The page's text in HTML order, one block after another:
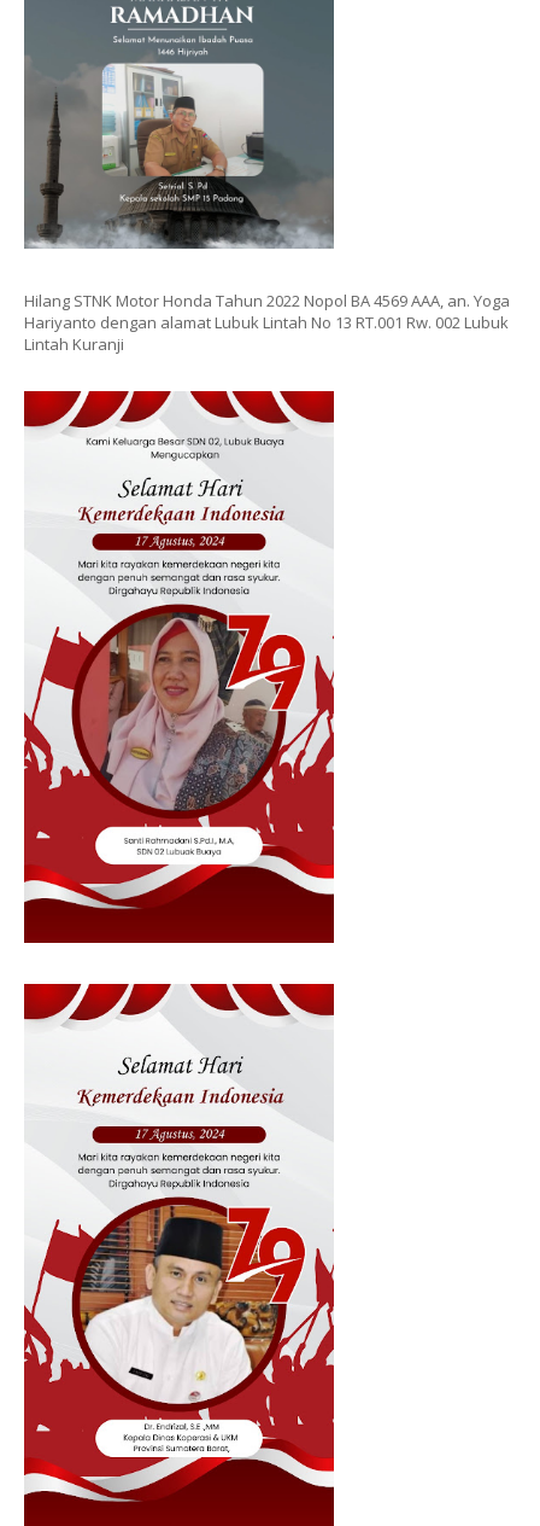
Hilang STNK Motor Honda Tahun 2022 Nopol BA 4569 AAA, an. Yoga
Hariyanto dengan alamat Lubuk Lintah No 13 RT.001 Rw. 002 Lubuk
Lintah Kuranji